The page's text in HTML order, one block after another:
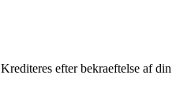
Krediteres efter bekraeftelse af din